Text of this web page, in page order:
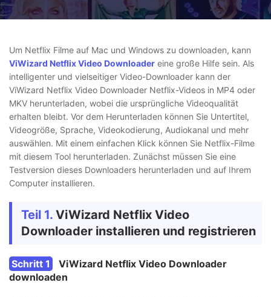
Um Netflix Filme auf Mac und Windows zu downloaden, kann
ViWizard Netflix Video Downloader eine große Hilfe sein. Als
intelligenter und vielseitiger Video-Downloader kann der
ViWizard Netflix Video Downloader Netflix-Videos in MP4 oder
MKV herunterladen, wobei die ursprüngliche Videoqualität
erhalten bleibt. Vor dem Herunterladen können Sie Untertitel,
Videogröße, Sprache, Videokodierung, Audiokanal und mehr
auswählen. Mit einem einfachen Klick können Sie Netflix-Filme
mit diesem Tool herunterladen. Zunächst müssen Sie eine
Testversion dieses Downloaders herunterladen und auf Ihrem
Computer installieren.
Teil 1. ViWizard Netflix Video
Downloader installieren und registrieren
Schritt 1
ViWizard Netflix Video Downloader
downloaden